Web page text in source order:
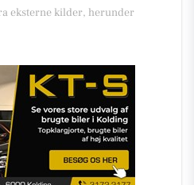
eksterne kilder, herunder